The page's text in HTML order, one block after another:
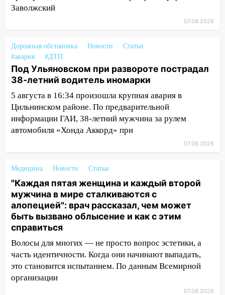
14:40 На проспекте Гая в Ульяновске
запретили остановку автомобилей на
14:22 В Новом городе 8 августа пройдет
большой фестиваль «Наше время» с
мотофристайлом и концертом
«Мураками»
14:04 Жару смоет ливнями: прогноз
погоды в Ульяновской области на
выходные 8-9 августа
пассажира»
13:20 В Ульяновске за один день
обокрали женщину на пляже и
подростка в сквере
13:01 В Димитровграде мужчина
выбросил из машины страйкбольную
гранату: его задержали
12:34 На Ульяновскую область
надвигается сильнейшая непогода: град
и шквал до 27 м/с
Заволжский
07.08.2026
Дорожная обстановка Новости
Статьи
#авария
#ДТП
Под Ульяновском при развороте пострадал
38-летний водитель иномарки
5 августа в 16:34 произошла крупная авария в
Цильнинском районе. По предварительной
информации ГАИ, 38-летний мужчина за рулем
автомобиля «Хонда Аккорд» при
07.08.2026
Медицина Новости Статьи
"Каждая пятая женщина и каждый второй
мужчина в мире сталкиваются с
алопецией": врач рассказал, чем может
быть вызвано облысение и как с этим
справиться
Волосы для многих — не просто вопрос эстетики, а
часть идентичности. Когда они начинают выпадать,
это становится испытанием. По данным Всемирной
организации
07.08.2026